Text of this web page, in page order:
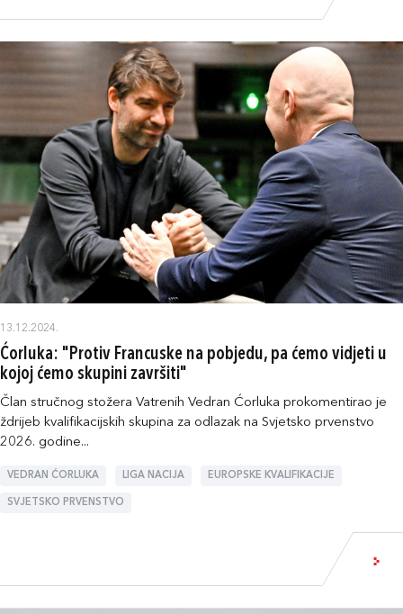
13.12.2024.
Ćorluka: "Protiv Francuske na pobjedu, pa ćemo vidjeti u
kojoj ćemo skupini završiti"
Član stručnog stožera Vatrenih Vedran Ćorluka prokomentirao je
ždrijeb kvalifikacijskih skupina za odlazak na Svjetsko prvenstvo
2026. godine...
VEDRAN ĆORLUKA LIGA NACIJA EUROPSKE KVALIFIKACIJE
SVJETSKO PRVENSTVO